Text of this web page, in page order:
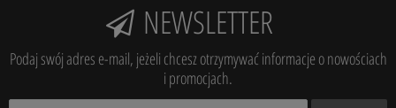
NEWSLETTER
Podaj swój adres e-mail, jeżeli chcesz otrzymywać informacje o nowościach
i promocjach.